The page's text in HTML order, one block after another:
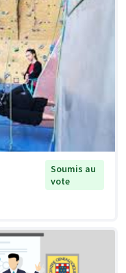
Soumis au
vote